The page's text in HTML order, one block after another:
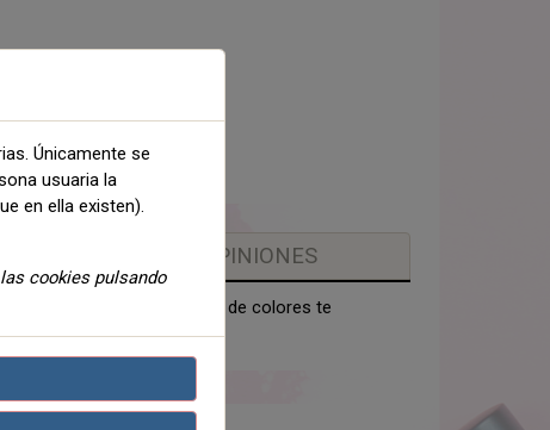
OPINIONES
ganchillo. La amplia gama de colores te
Únicamente se
usuaria la
en ella existen).
cookies pulsando